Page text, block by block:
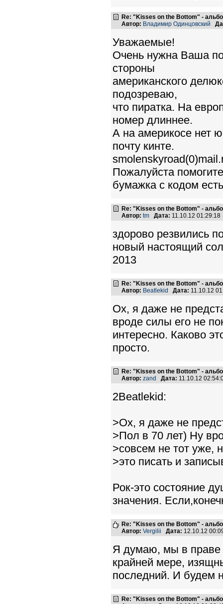
Re: "Kisses on the Bottom" -
Автор: Владимир Одинцовский
Уважаемые!
Очень нужна Ваша
стороны
американского
подозреваю,
что пиратка. На
номер длиннее.
А на америкосе нет
почту кинте.
Пожалуйста
бумажка с кодом
Re: "Kisses on the Bottom" -
Автор: tm Дата: 11.10.12
здорово резвились
новый настоящий
2013
Re: "Kisses on the Bottom" -
Автор: Beatlekid Дата: 11.10.12
Ох, я даже не
вроде силы его не
интересно. Каково
просто.
Re: "Kisses on the Bottom" -
Автор: zand Дата: 11.10.12
2Beatlekid:
>Ох, я даже не
>Пол в 70 лет) Ну
>совсем не тот уже,
>это писать и
Рок-это состояние
значения.
Re: "Kisses on the Bottom" -
Автор: Vergilii Дата: 12.10.12
Я думаю, мы в праве
крайней мере,
последний. И будем
Re: "Kisses on the Bottom" -